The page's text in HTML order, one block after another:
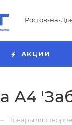
Ростов-на-
АКЦИИ
А4
Товары для